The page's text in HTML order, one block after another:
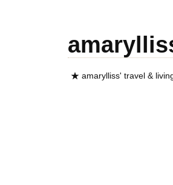
★ amarylliss' travel &